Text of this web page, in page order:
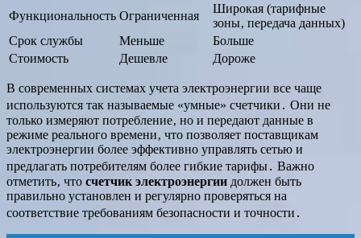
Функциональность Ограниченная
Широкая (тарифные
зоны‚ передача данных)
Срок службы
Меньше
Больше
Стоимость
Дешевле Дороже
В современных системах учета электроэнергии все чаще
используются так называемые «умные» счетчики․ Они не
только измеряют потребление‚ но и передают данные в
режиме реального времени‚ что позволяет поставщикам
электроэнергии более эффективно управлять сетью и
предлагать потребителям более гибкие тарифы․ Важно
отметить‚ что счетчик электроэнергии должен быть
правильно установлен и регулярно проверяться на
соответствие требованиям безопасности и точности․